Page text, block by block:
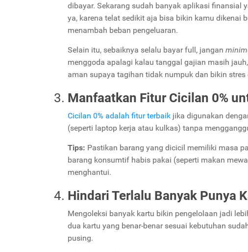
dibayar. Sekarang sudah banyak aplikasi finansial
ya, karena telat sedikit aja bisa bikin kamu dikenai
menambah beban pengeluaran.
Selain itu, sebaiknya selalu bayar full, jangan
menggoda apalagi kalau tanggal gajian masih
aman supaya tagihan tidak numpuk dan bikin stres
Manfaatkan Fitur Cicilan 0%
Cicilan 0% adalah fitur terbaik jika digunakan
(seperti laptop kerja atau kulkas) tanpa
Tips: Pastikan barang yang dicicil memiliki masa
barang konsumtif habis pakai (seperti makan
menghantui.
Hindari Terlalu Banyak Punya
Mengoleksi banyak kartu bikin pengelolaan jadi
dua kartu yang benar-benar sesuai kebutuhan
pusing.